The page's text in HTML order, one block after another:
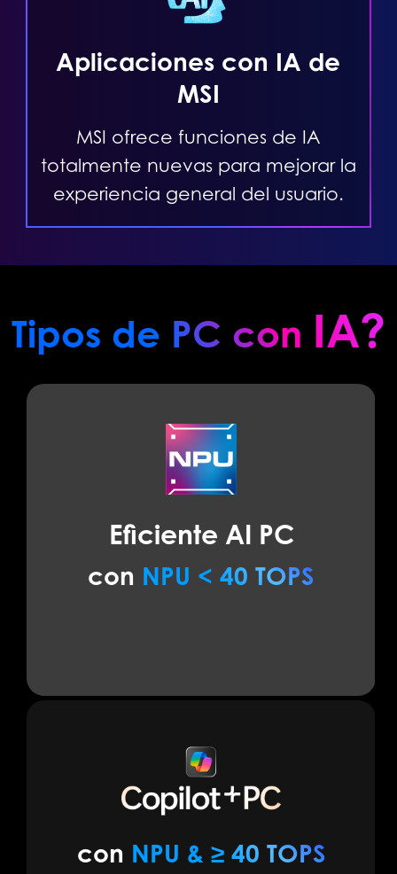
Aplicaciones con IA de
MSI
MSI ofrece funciones de IA
totalmente nuevas para mejorar la
experiencia general del usuario.
Tipos de PC con IA?
Eficiente AI PC
con NPU < 40 TOPS
con NPU & ≥ 40 TOPS